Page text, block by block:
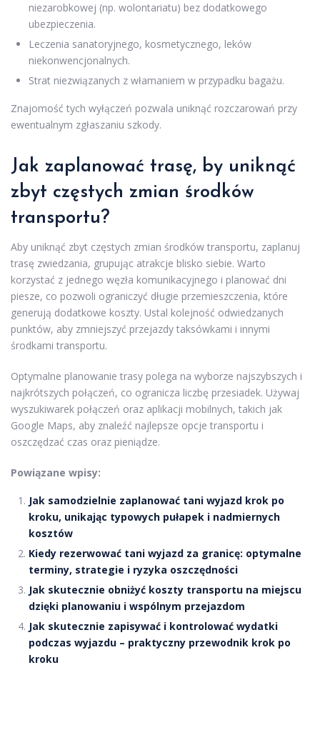
niezarobkowej (np. wolontariatu) bez dodatkowego
ubezpieczenia.
Leczenia sanatoryjnego, kosmetycznego, leków
niekonwencjonalnych.
Strat niezwiązanych z włamaniem w przypadku bagażu.
Znajomość tych wyłączeń pozwala uniknąć rozczarowań przy
ewentualnym zgłaszaniu szkody.
Jak zaplanować trasę, by uniknąć
zbyt częstych zmian środków
transportu?
Aby uniknąć zbyt częstych zmian środków transportu, zaplanuj
trasę zwiedzania, grupując atrakcje blisko siebie. Warto
korzystać z jednego węzła komunikacyjnego i planować dni
piesze, co pozwoli ograniczyć długie przemieszczenia, które
generują dodatkowe koszty. Ustal kolejność odwiedzanych
punktów, aby zmniejszyć przejazdy taksówkami i innymi
środkami transportu.
Optymalne planowanie trasy polega na wyborze najszybszych i
najkrótszych połączeń, co ogranicza liczbę przesiadek. Używaj
wyszukiwarek połączeń oraz aplikacji mobilnych, takich jak
Google Maps, aby znaleźć najlepsze opcje transportu i
oszczędzać czas oraz pieniądze.
Powiązane wpisy:
Jak samodzielnie zaplanować tani wyjazd krok po
kroku, unikając typowych pułapek i nadmiernych
kosztów
Kiedy rezerwować tani wyjazd za granicę: optymalne
terminy, strategie i ryzyka oszczędności
Jak skutecznie obniżyć koszty transportu na miejscu
dzięki planowaniu i wspólnym przejazdom
Jak skutecznie zapisywać i kontrolować wydatki
podczas wyjazdu – praktyczny przewodnik krok po
kroku